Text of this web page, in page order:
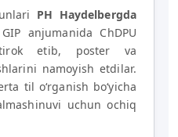
PH Haydelbergda
anjumanida ChDPU
etib, poster va
namoyish etdilar.
til o‘rganish bo‘yicha
uchun ochiq